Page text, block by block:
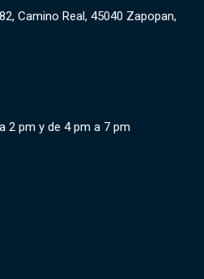
Camino Real, 45040 Zapopan,
2 pm y de 4 pm a 7 pm